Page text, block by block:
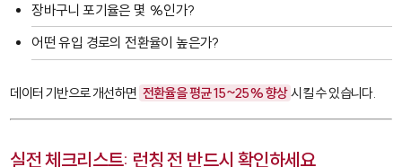
장바구니 포기율은 몇 %인가?
어떤 유입 경로의 전환율이 높은가?
데이터 기반으로 개선하면 전환율을 평균 15~25% 향상시킬 수 있습니다.
실전 체크리스트: 런칭 전 반드시 확인하세요